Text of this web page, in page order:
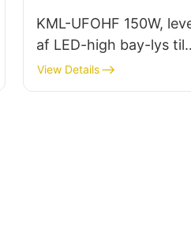
KML-UFOHF 150W,
af LED-high bay-lys til
indendørs belysning i
industrianlæg,
View Details